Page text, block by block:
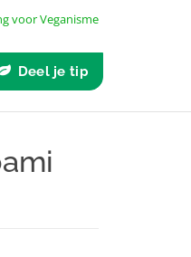
voor Veganisme
Deel je tip